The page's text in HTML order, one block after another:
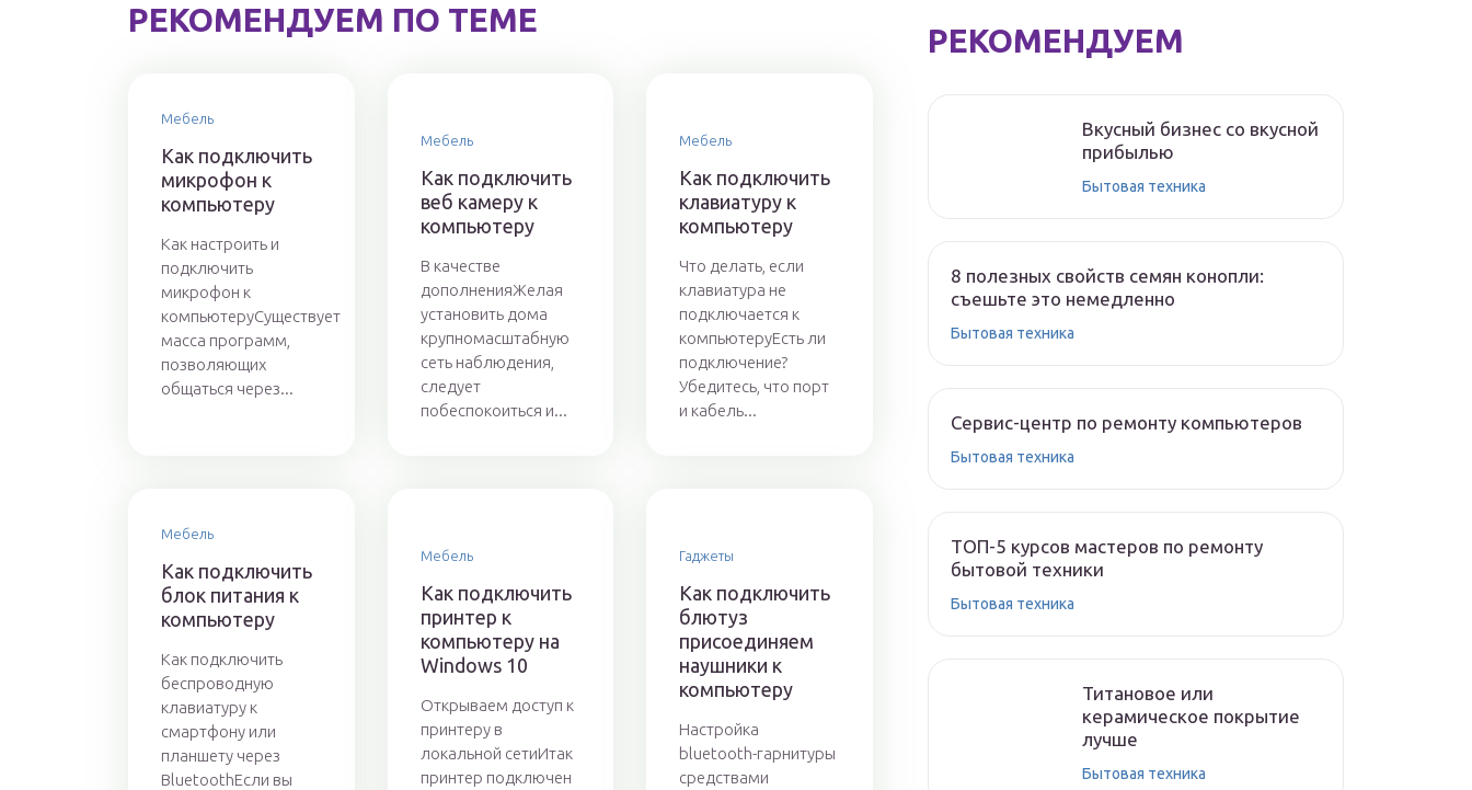
РЕКОМЕНДУЕМ ПО ТЕМЕ
Мебель
Как подключить
микрофон к
компьютеру
Как настроить и
подключить
микрофон к
компьютеруСуществует
масса программ,
позволяющих
общаться через...
Мебель
Как подключить
веб камеру к
компьютеру
В качестве
дополненияЖелая
установить дома
крупномасштабную
сеть наблюдения,
следует
побеспокоиться и...
Мебель
Как подключить
клавиатуру к
компьютеру
Что делать, если
клавиатура не
подключается к
компьютеруЕсть ли
подключение?
Убедитесь, что порт
и кабель...
Мебель
Как подключить
блок питания к
компьютеру
Как подключить
беспроводную
клавиатуру к
смартфону или
планшету через
BluetoothЕсли вы
Мебель
Как подключить
принтер к
компьютеру на
Windows 10
Открываем доступ к
принтеру в
локальной сетиИтак
принтер подключен
Гаджеты
Как подключить
блютуз
присоединяем
наушники к
компьютеру
Настройка
bluetooth-гарнитуры
средствами
РЕКОМЕНДУЕМ
Вкусный бизнес со вкусной
прибылью
Бытовая техника
8 полезных свойств семян конопли:
съешьте это немедленно
Бытовая техника
Сервис-центр по ремонту компьютеров
Бытовая техника
ТОП-5 курсов мастеров по ремонту
бытовой техники
Бытовая техника
Титановое или
керамическое покрытие
лучше
Бытовая техника